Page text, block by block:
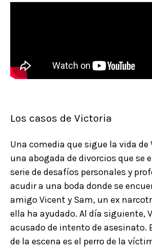
Los casos de Victoria
Una comedia que sigue la vida de
una abogada de divorcios que se
serie de desafíos personales y
acudir a una boda donde se
amigo Vicent y Sam, un ex
ella ha ayudado. Al día siguiente,
acusado de intento de asesinato.
de la escena es el perro de la